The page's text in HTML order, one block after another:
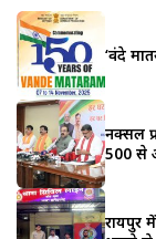
‘वंदे
नक्सल
500 से
रायपुर